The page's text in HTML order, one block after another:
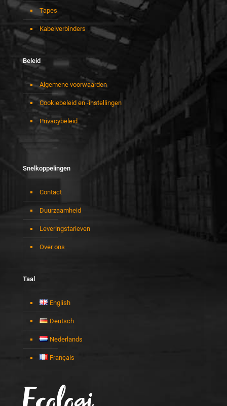
Tapes
Kabelverbinders
Beleid
Algemene voorwaarden
Cookiebeleid en -instellingen
Privacybeleid
Snelkoppelingen
Contact
Duurzaamheid
Leveringstarieven
Over ons
Taal
English
Deutsch
Nederlands
Français